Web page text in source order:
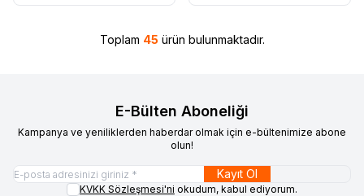
Toplam 45 ürün bulunmaktadır.
E-Bülten Aboneliği
Kampanya ve yeniliklerden haberdar olmak için e-bültenimize abone
olun!
Kayıt Ol
KVKK Sözleşmesi'ni okudum, kabul ediyorum.